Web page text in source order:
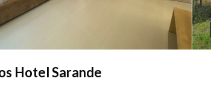
Hotel Sarande